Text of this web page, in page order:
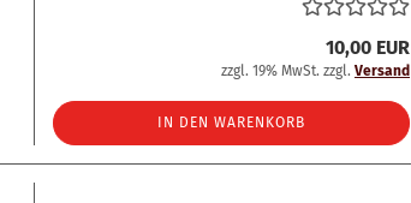
10,00 EUR
zzgl. 19% MwSt. zzgl. Versand
IN DEN WARENKORB